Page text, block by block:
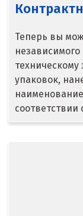
Снежинск
Сочи
Ставрополь
Теперь вы
упаковок,